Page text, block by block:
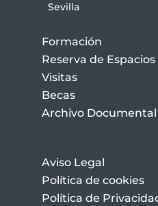
Sevilla
Formación
Reserva de Espacios
Visitas
Becas
Archivo Documental
Aviso Legal
Política de cookies
Política de